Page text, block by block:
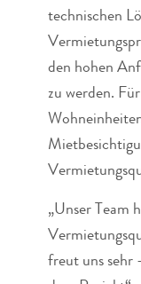
technischen
den hohen
zu werden.
„Unser Team
freut uns sehr